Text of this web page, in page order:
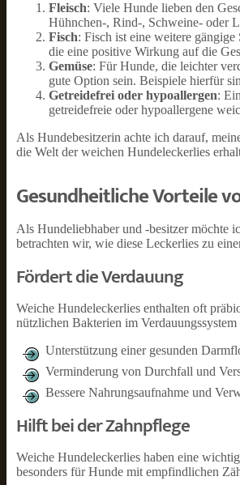
Fleisch: Viele Hunde lieben den
Hühnchen-, Rind-, Schweine- oder
Fisch: Fisch ist eine weitere
die eine positive Wirkung auf die
Gemüse: Für Hunde, die leichter
gute Option sein. Beispiele hierfür
Getreidefrei oder hypoallergen:
getreidefreie oder hypoallergene
Als Hundebesitzerin achte ich darauf,
die Welt der weichen Hundeleckerlies
Gesundheitliche Vorteile
Als Hundeliebhaber und -besitzer möchte
betrachten wir, wie diese Leckerlies zu
Fördert die Verdauung
Weiche Hundeleckerlies enthalten oft
nützlichen Bakterien im
Unterstützung einer gesunden
Verminderung von Durchfall und
Bessere Nahrungsaufnahme und
Hilft bei der Zahnpflege
Weiche Hundeleckerlies haben eine
besonders für Hunde mit empfindlichen